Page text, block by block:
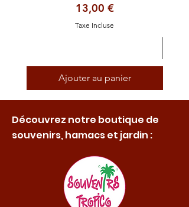
Prix
13,00 €
Taxe Incluse
Ajouter au panier
Découvrez notre boutique de
souvenirs, hamacs et jardin :